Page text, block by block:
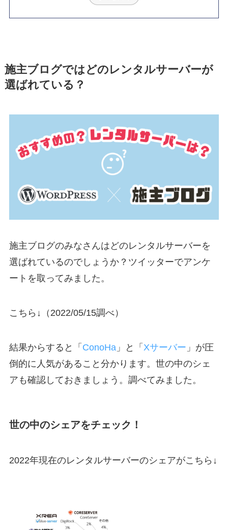
施主ブログではどのレンタルサーバーが
選ばれている？
施主ブログのみなさんはどのレンタルサーバーを
選ばれているのでしょうか？ツイッターでアンケ
ートを取ってみました。
こちら↓（2022/05/15調べ）
結果からすると「 ConoHa」と「 Xサーバー 」が圧
倒的に人気があること分かります。世の中のシェ
アも確認しておきましょう。調べてみました。
世の中のシェアをチェック！
2022年現在のレンタルサーバーのシェアがこちら↓